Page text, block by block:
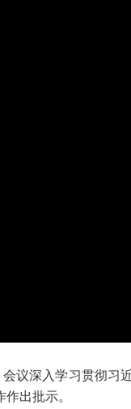
深入学习贯彻习
出批示。